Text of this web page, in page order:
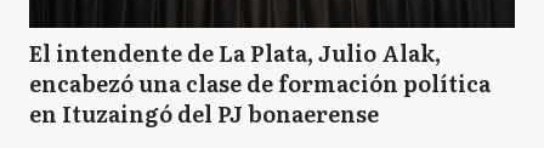
M Monte
El intendente de La Plata, Julio Alak,
encabezó una clase de formación política
en Ituzaingó del PJ bonaerense